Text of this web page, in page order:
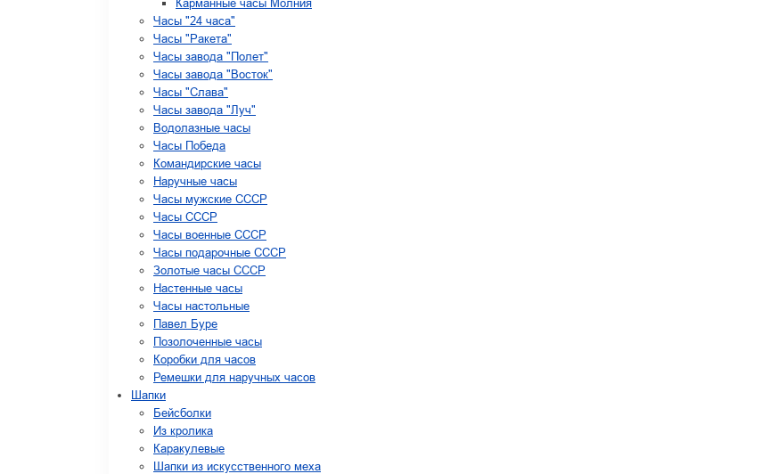
Карманные часы Молния
Часы "24 часа"
Часы "Ракета"
Часы завода "Полет"
Часы завода "Восток"
Часы "Слава"
Часы завода "Луч"
Водолазные часы
Часы Победа
Командирские часы
Наручные часы
Часы мужские СССР
Часы СССР
Часы военные СССР
Часы подарочные СССР
Золотые часы СССР
Настенные часы
Часы настольные
Павел Буре
Позолоченные часы
Коробки для часов
Ремешки для наручных часов
Шапки
Бейсболки
Из кролика
Каракулевые
Шапки из искусственного меха